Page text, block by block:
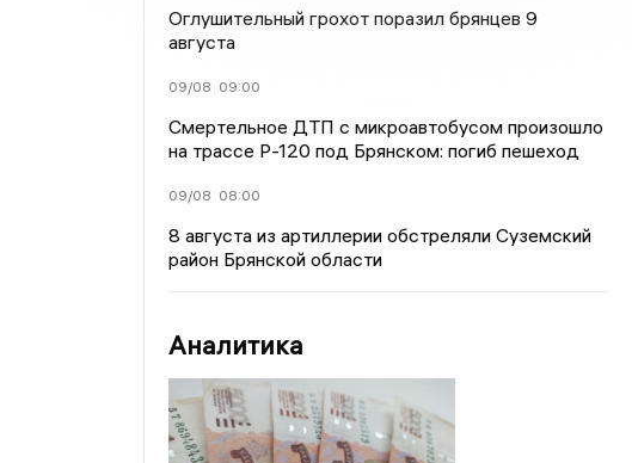
Оглушительный грохот поразил брянцев 9
августа
09/08 09:00
Смертельное ДТП с микроавтобусом произошло
на трассе Р-120 под Брянском: погиб пешеход
09/08 08:00
8 августа из артиллерии обстреляли Суземский
район Брянской области
Аналитика